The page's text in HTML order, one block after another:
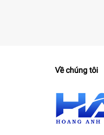
Về chúng tôi